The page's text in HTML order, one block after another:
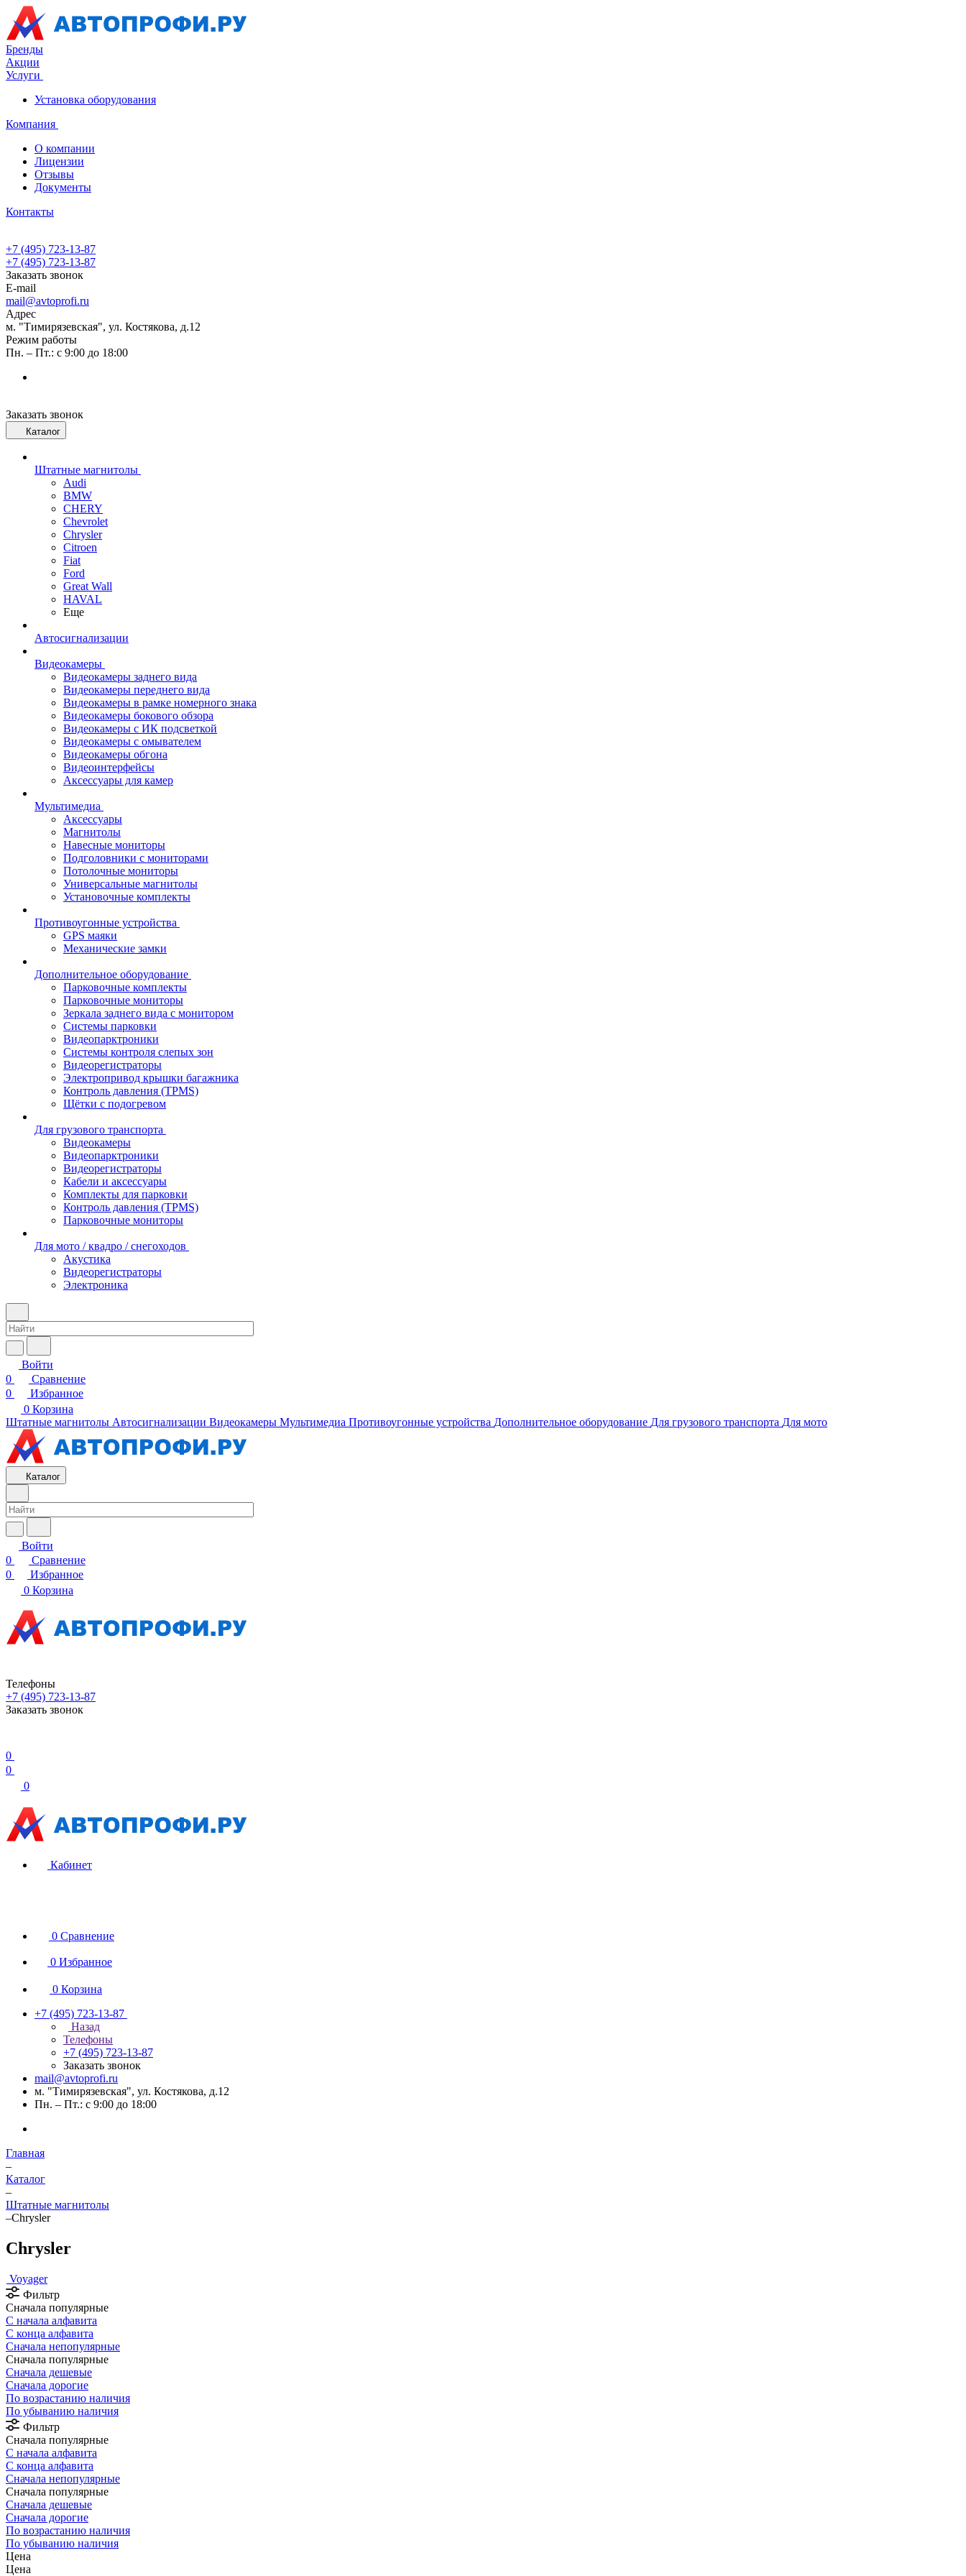
Бренды
Акции
Услуги
Установка оборудования
Компания
О компании
Лицензии
Отзывы
Документы
Контакты
+7 (495) 723-13-87
+7 (495) 723-13-87
Заказать звонок
E-mail
mail@avtoprofi.ru
Адрес
м. "Тимирязевская", ул. Костякова, д.12
Режим работы
Пн. – Пт.: с 9:00 до 18:00
Заказать звонок
Каталог
Штатные магнитолы
Audi
BMW
CHERY
Chevrolet
Chrysler
Citroen
Fiat
Ford
Great Wall
HAVAL
Еще
Автосигнализации
Видеокамеры
Видеокамеры заднего вида
Видеокамеры переднего вида
Видеокамеры в рамке номерного знака
Видеокамеры бокового обзора
Видеокамеры с ИК подсветкой
Видеокамеры с омывателем
Видеокамеры обгона
Видеоинтерфейсы
Аксессуары для камер
Мультимедиа
Аксессуары
Магнитолы
Навесные мониторы
Подголовники с мониторами
Потолочные мониторы
Универсальные магнитолы
Установочные комплекты
Противоугонные устройства
GPS маяки
Механические замки
Дополнительное оборудование
Парковочные комплекты
Парковочные мониторы
Зеркала заднего вида с монитором
Системы парковки
Видеопарктроники
Системы контроля слепых зон
Видеорегистраторы
Электропривод крышки багажника
Контроль давления (TPMS)
Щётки с подогревом
Для грузового транспорта
Видеокамеры
Видеопарктроники
Видеорегистраторы
Кабели и аксессуары
Комплекты для парковки
Контроль давления (TPMS)
Парковочные мониторы
Для мото / квадро / снегоходов
Акустика
Видеорегистраторы
Электроника
Войти
0
Сравнение
0
Избранное
0 Корзина
Штатные магнитолы Автосигнализации Видеокамеры Мультимедиа Противоугонные устройства Дополнительное оборудование Для грузового транспорта Для мото
Каталог
Войти
0
Сравнение
0
Избранное
0 Корзина
Телефоны
+7 (495) 723-13-87
Заказать звонок
0
0
0
Кабинет
0 Сравнение
0 Избранное
0 Корзина
+7 (495) 723-13-87
Назад
Телефоны
+7 (495) 723-13-87
Заказать звонок
mail@avtoprofi.ru
м. "Тимирязевская", ул. Костякова, д.12
Пн. – Пт.: с 9:00 до 18:00
Главная
–
Каталог
–
Штатные магнитолы
–Chrysler
Chrysler
Voyager
Фильтр
Сначала популярные
С начала алфавита
С конца алфавита
Сначала непопулярные
Сначала популярные
Сначала дешевые
Сначала дорогие
По возрастанию наличия
По убыванию наличия
Фильтр
Сначала популярные
С начала алфавита
С конца алфавита
Сначала непопулярные
Сначала популярные
Сначала дешевые
Сначала дорогие
По возрастанию наличия
По убыванию наличия
Цена
Цена